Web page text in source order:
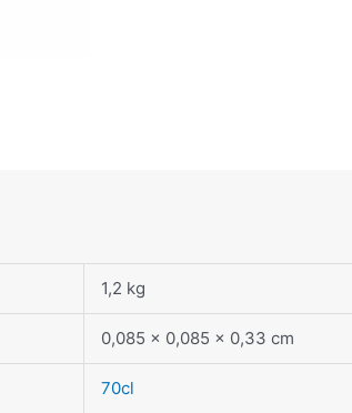
1,2 kg
0,085 × 0,085 × 0,33 cm
70cl